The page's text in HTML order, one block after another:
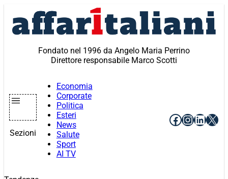
contenuto
Fondato nel 1996 da Angelo Maria Perrino
Direttore responsabile Marco Scotti
Sezioni
Economia
Corporate
Politica
Esteri
News
Salute
Sport
AI TV
Facebook
X